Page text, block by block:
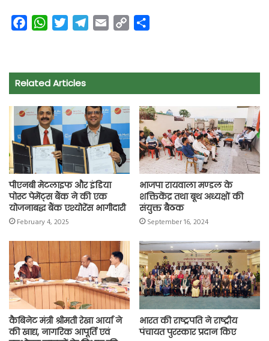
e
b
o
k
W
t
s
p
p
t
t
r
e
a
m
i
y
n
k
r
Related Articles
पीएनबी मेटलाइफ और इंडिया
पोस्ट पेमेंट्स बैंक ने की एक
योजनाबद्ध बैंक एश्योरेंस भागीदारी
February 4, 2025
भाजपा रायवाला मण्डल के
शक्तिकेंद्र तथा बूथ अध्यक्षों की
संयुक्त बैठक
September 16, 2024
कैबिनेट मंत्री श्रीमती रेखा आर्या ने
की खाद्य, नागरिक आपूर्ति एवं
भारत की राष्ट्रपति ने राष्ट्रीय
पंचायत पुरस्कार प्रदान किए